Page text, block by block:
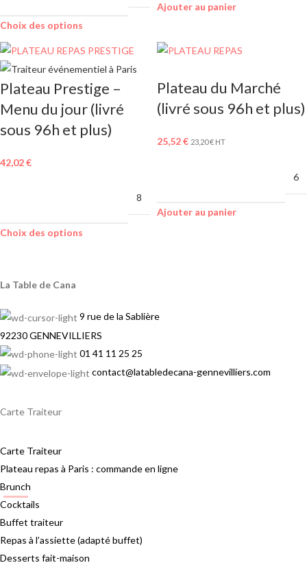
Choix des options
Ajouter au panier
Plateau Prestige –
Menu du jour (livré
sous 96h et plus)
42,02€
8
Choix des options
Plateau du Marché
(livré sous 96h et plus)
25,52€ 23,20€ HT
6
Ajouter au panier
La Table de Cana
9 rue de la Sablière
92230 GENNEVILLIERS
01 41 11 25 25
contact@latabledecana-gennevilliers.com
Carte Traiteur
Carte Traiteur
Plateau repas à Paris : commande en ligne
Brunch
Cocktails
Buffet traiteur
Repas à l’assiette (adapté buffet)
Desserts fait-maison